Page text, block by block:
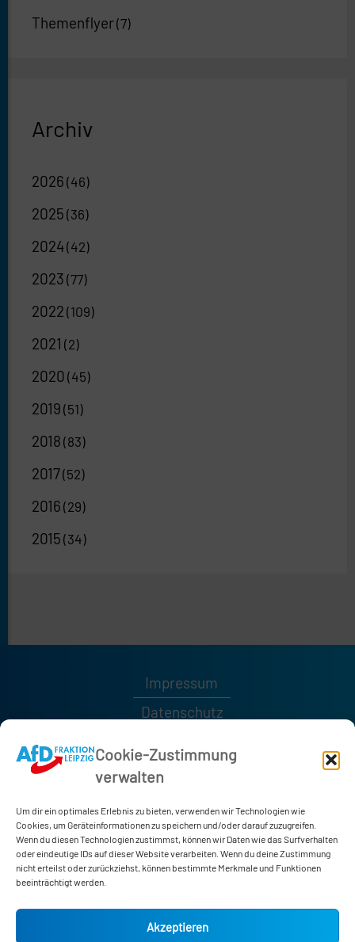
Cookie-Zustimmung
verwalten
Um dir ein optimales Erlebnis zu bieten, verwenden wir Technologien wie
Cookies, um Geräteinformationen zu speichern und/oder darauf zuzugreifen.
Wenn du diesen Technologien zustimmst, können wir Daten wie das Surfverhalten
oder eindeutige IDs auf dieser Website verarbeiten. Wenn du deine Zustimmung
nicht erteilst oder zurückziehst, können bestimmte Merkmale und Funktionen
beeinträchtigt werden.
Akzeptieren
Themenflyer(7)
Archiv
2026 (46)
2025 (36)
2024 (42)
2023 (77)
2022 (109)
2021 (2)
2020 (45)
2019 (51)
2018 (83)
2017(52)
2016 (29)
2015 (34)
Neues Rathaus
04109 Leipzig
Impressum
Datenschutz
0341 / 1232189
0341 / 1232185
afd-fraktion@leipzig.de